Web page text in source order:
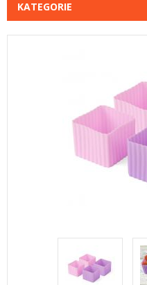
KATEGORIE